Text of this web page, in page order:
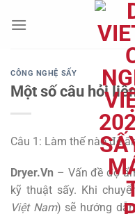
đến
CÔNG NGHỆ SẤY
Một số câu hỏi
Câu 1: Làm thế nào để
Dryer.Vn – Vấn đề độ
kỹ thuật sấy. Khi
Việt Nam) sẽ hướng